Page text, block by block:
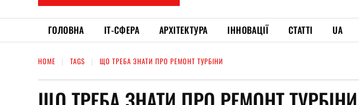
ГОЛОВНА ІТ-СФЕРА АРХІТЕКТУРА ІННОВАЦІЇ СТАТТІ UA
HOME TAGS ЩО ТРЕБА ЗНАТИ ПРО РЕМОНТ ТУРБІНИ